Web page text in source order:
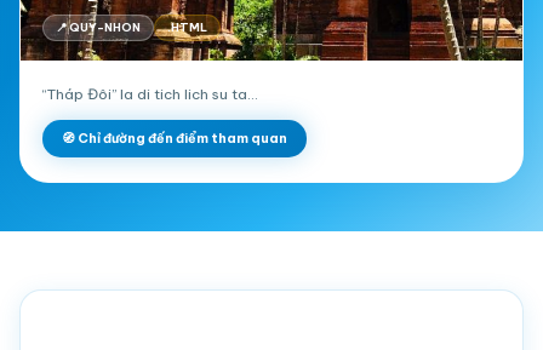
📍 QUY-NHON .HTML
“Tháp Đôi” la di tich lich su ta…
🧭 Chỉ đường đến điểm tham quan